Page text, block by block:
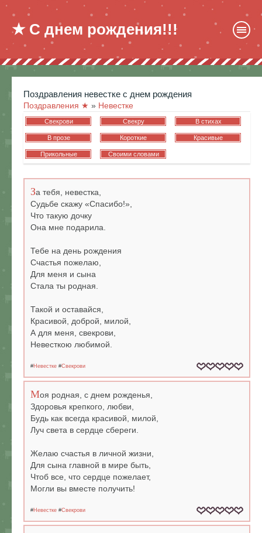
★ С днем рождения!!!
поздравления невестке с днем рождения
Поздравления ★ » Невестке
Свекрови Свекру В стихах
В прозе Короткие Красивые
Прикольные Своими словами
За тебя, невестка,
Судьбе скажу «Спасибо!»,
Что такую дочку
Она мне подарила.
Тебе на день рождения
Счастья пожелаю,
Для меня и сына
Стала ты родная.
Такой и оставайся,
Красивой, доброй, милой,
А для меня, свекрови,
Невесткою любимой.
#Невестке #Свекрови
Моя родная, с днем рожденья,
Здоровья крепкого, любви,
Будь как всегда красивой, милой,
Луч света в сердце сбереги.
Желаю счастья в личной жизни,
Для сына главной в мире быть,
Чтоб все, что сердце пожелает,
Могли вы вместе получить!
#Невестке #Свекрови